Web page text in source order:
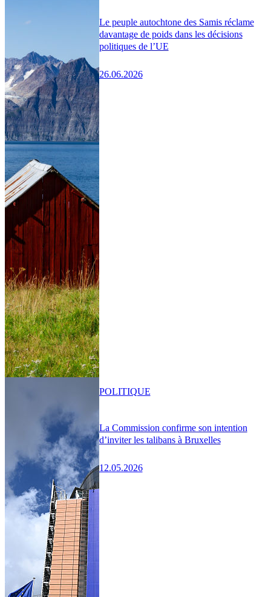
Le peuple autochtone des Samis réclame
davantage de poids dans les décisions
politiques de l’UE
26.06.2026
La Commission confirme son intention
d’inviter les talibans à Bruxelles
12.05.2026
POLITIQUE